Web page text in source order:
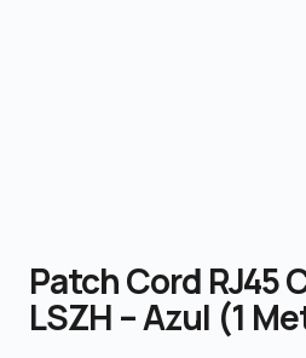
Patch Cord RJ45
LSZH – Azul (1